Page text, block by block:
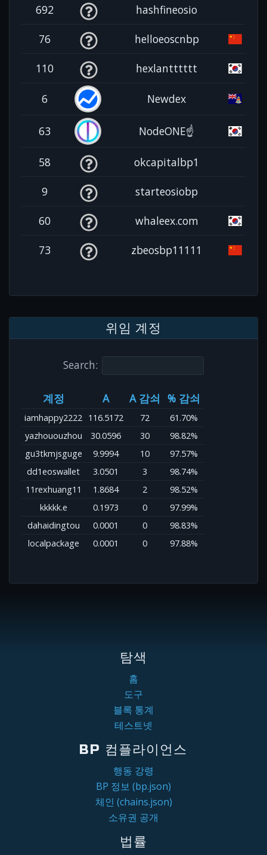
692 hashfineosio
76 helloeoscnbp
110 hexlantttttt
6 Newdex
63 NodeONE☝️
58 okcapitalbp1
9 starteosiobp
60 whaleex.com
73 zbeosbp11111
위임 계정
Search:
계정 A A 감쇠 % 감쇠
iamhappy2222 116.5172 72
61.70%
yazhououzhou
30.0596 30
98.82%
gu3tkmjsguge
9.9994 10
97.57%
dd1eoswallet
3.0501 3
98.74%
11rexhuang11
1.8684 2
98.52%
kkkkk.e
0.1973 0
97.99%
dahaidingtou
0.0001 0
98.83%
localpackage
0.0001 0 97.88%
탐색
홈
도구
블록 통계
테스트넷
BP 컴플라이언스
행동 강령
BP 정보 (bp.json)
체인 (chains.json)
소유권 공개
법률